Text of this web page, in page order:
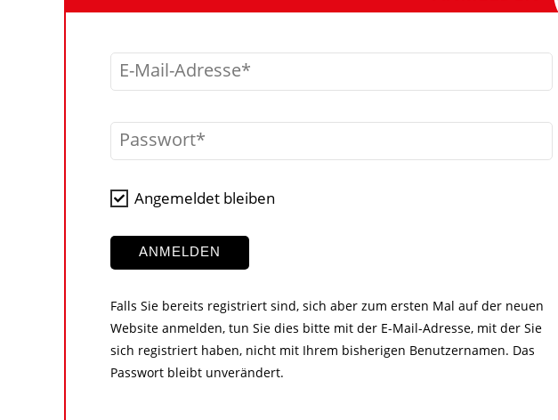
E-Mail-Adresse
Passwort
Angemeldet bleiben
ANMELDEN
Falls Sie bereits registriert sind, sich aber zum ersten Mal auf der neuen
Website anmelden, tun Sie dies bitte mit der E-Mail-Adresse, mit der Sie
sich registriert haben, nicht mit Ihrem bisherigen Benutzernamen. Das
Passwort bleibt unverändert.